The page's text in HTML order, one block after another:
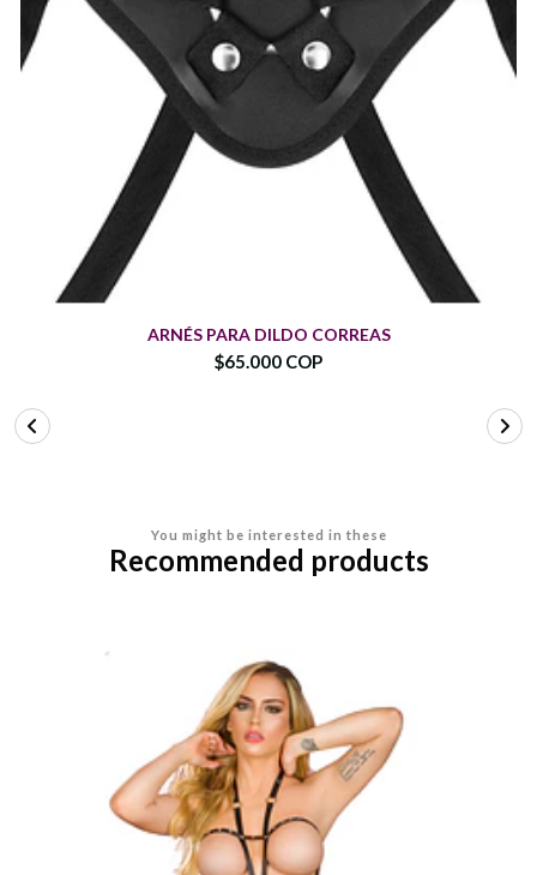
ARNÉS PARA DILDO CORREAS
$65.000 COP
You might be interested in these
Recommended products